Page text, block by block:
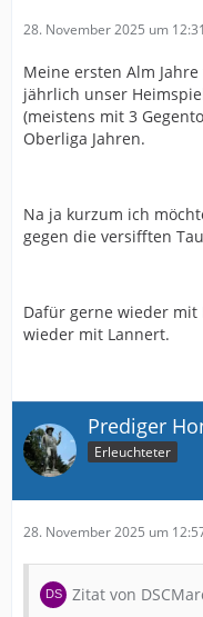
28. November 2025 um 12:31
Meine ersten Alm
jährlich unser
(meistens mit 3
Oberliga Jahren.
Na ja kurzum ich
gegen die versifften
Dafür gerne wieder mit
wieder mit Lannert.
Prediger
Erleuchteter
28. November 2025 um
Zitat von